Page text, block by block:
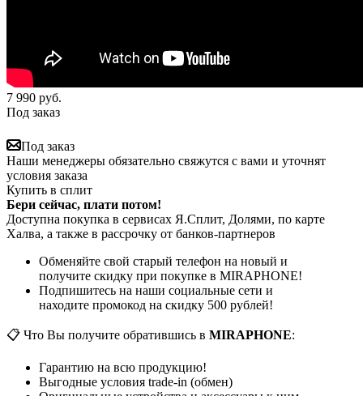
7 990 руб.
Под заказ
Под заказ
Наши менеджеры обязательно свяжутся с вами и уточнят
условия заказа
Купить в сплит
Бери сейчас, плати потом!
Доступна покупка в сервисах Я.Сплит, Долями, по карте
Халва, а также в рассрочку от банков-партнеров
Обменяйте свой старый телефон на новый и
получите скидку при покупке в MIRAPHONE!
Подпишитесь на наши социальные сети и
находите промокод на скидку 500 рублей!
📋 Что Вы получите обратившись в MIRAPHONE:
Гарантию на всю продукцию!
Выгодные условия trade-in (обмен)